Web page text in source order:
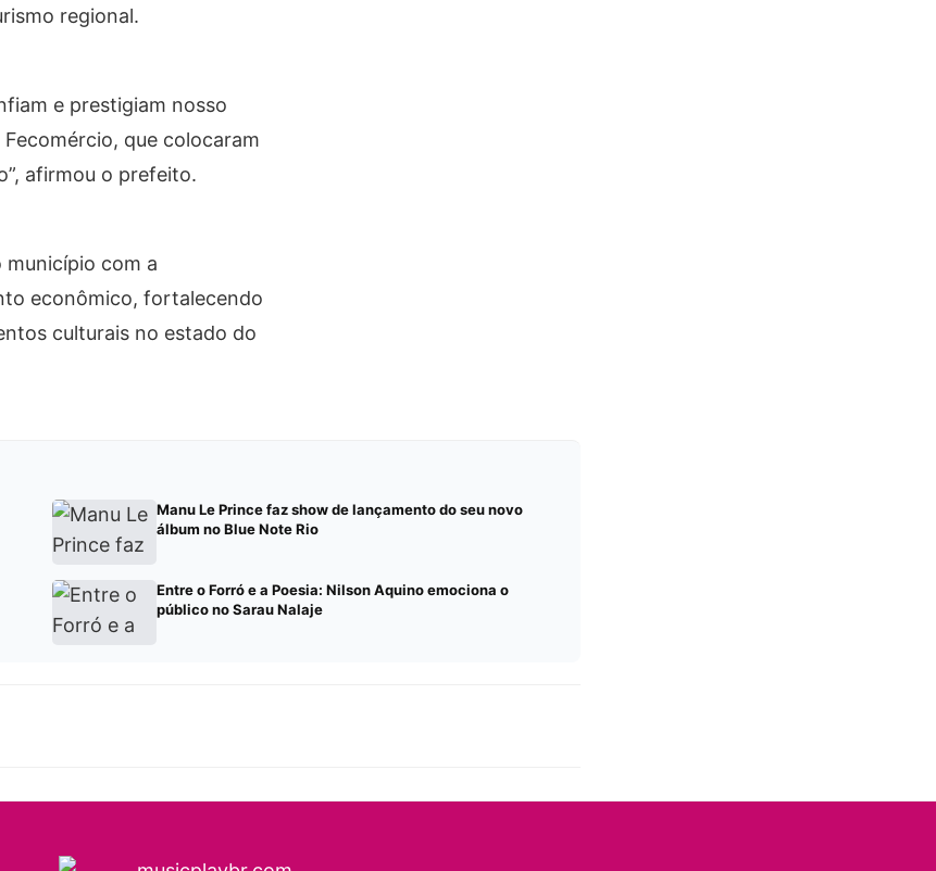
regional.
e prestigiam nosso
que colocaram
afirmou o prefeito.
município com a
econômico, fortalecendo
culturais no estado do
Manu Le Prince faz show de lançamento do seu novo
álbum no Blue Note Rio
Entre o Forró e a Poesia: Nilson Aquino emociona o
público no Sarau Nalaje